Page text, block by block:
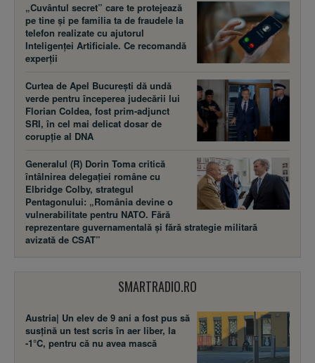
„Cuvântul secret” care te protejează
pe tine și pe familia ta de fraudele la
telefon realizate cu ajutorul
Inteligenței Artificiale. Ce recomandă
experții
Curtea de Apel București dă undă
verde pentru începerea judecării lui
Florian Coldea, fost prim-adjunct
SRI, în cel mai delicat dosar de
corupție al DNA
Generalul (R) Dorin Toma critică
întâlnirea delegației române cu
Elbridge Colby, strategul
Pentagonului: „România devine o
vulnerabilitate pentru NATO. Fără
reprezentare guvernamentală și fără strategie militară
avizată de CSAT”
SMARTRADIO.RO
Austria| Un elev de 9 ani a fost pus să
susţină un test scris în aer liber, la
-1°C, pentru că nu avea mască